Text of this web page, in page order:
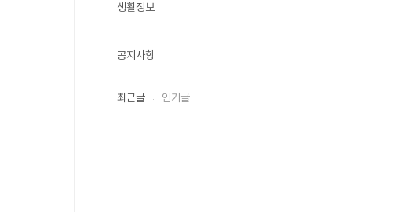
생활정보
공지사항
최근글 인기글